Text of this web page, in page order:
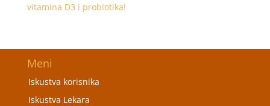
vitamina D3 i probiotika!
Meni
Iskustva korisnika
Iskustva Lekara